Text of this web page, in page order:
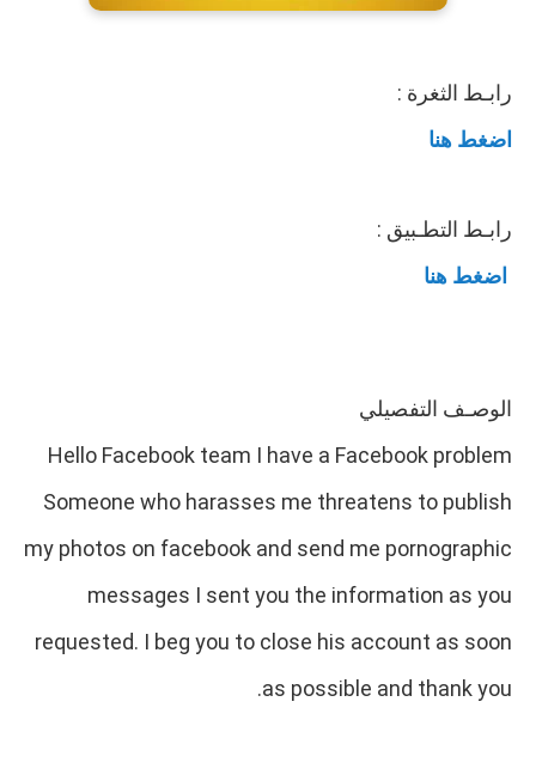
رابـط الثغرة :
اضغط هنا
رابـط التطـبيق :
اضغط هنا
الوصـف التفصيلي
Hello Facebook team I have a Facebook problem
Someone who harasses me threatens to publish
my photos on facebook and send me pornographic
messages I sent you the information as you
requested. I beg you to close his account as soon
as possible and thank you.